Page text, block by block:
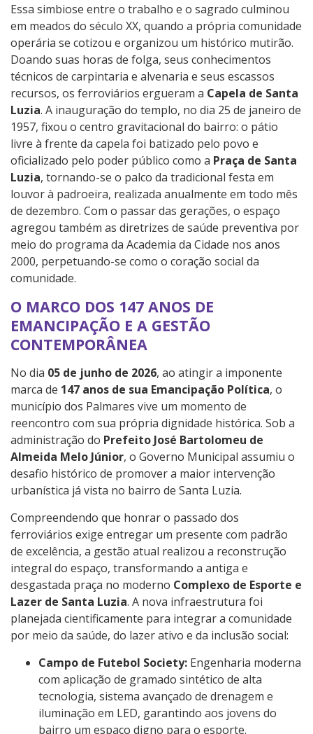
Essa simbiose entre o trabalho e o sagrado culminou
em meados do século XX, quando a própria comunidade
operária se cotizou e organizou um histórico mutirão.
Doando suas horas de folga, seus conhecimentos
técnicos de carpintaria e alvenaria e seus escassos
recursos, os ferroviários ergueram a Capela de Santa
Luzia. A inauguração do templo, no dia 25 de janeiro de
1957, fixou o centro gravitacional do bairro: o pátio
livre à frente da capela foi batizado pelo povo e
oficializado pelo poder público como a Praça de Santa
Luzia, tornando-se o palco da tradicional festa em
louvor à padroeira, realizada anualmente em todo mês
de dezembro. Com o passar das gerações, o espaço
agregou também as diretrizes de saúde preventiva por
meio do programa da Academia da Cidade nos anos
2000, perpetuando-se como o coração social da
comunidade.
O MARCO DOS 147 ANOS DE
EMANCIPAÇÃO E A GESTÃO
CONTEMPORÂNEA
No dia 05 de junho de 2026, ao atingir a imponente
marca de 147 anos de sua Emancipação Política, o
município dos Palmares vive um momento de
reencontro com sua própria dignidade histórica. Sob a
administração do Prefeito José Bartolomeu de
Almeida Melo Júnior, o Governo Municipal assumiu o
desafio histórico de promover a maior intervenção
urbanística já vista no bairro de Santa Luzia.
Compreendendo que honrar o passado dos
ferroviários exige entregar um presente com padrão
de excelência, a gestão atual realizou a reconstrução
integral do espaço, transformando a antiga e
desgastada praça no moderno Complexo de Esporte e
Lazer de Santa Luzia. A nova infraestrutura foi
planejada cientificamente para integrar a comunidade
por meio da saúde, do lazer ativo e da inclusão social:
Campo de Futebol Society: Engenharia moderna
com aplicação de gramado sintético de alta
tecnologia, sistema avançado de drenagem e
iluminação em LED, garantindo aos jovens do
bairro um espaço digno para o esporte.